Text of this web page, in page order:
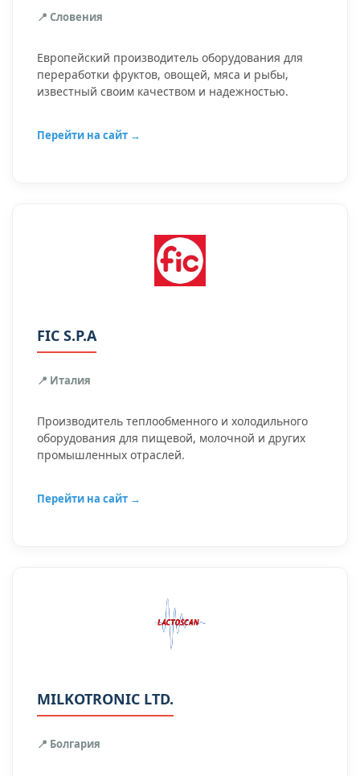
📍 Словения
Европейский производитель оборудования для
переработки фруктов, овощей, мяса и рыбы,
известный своим качеством и надежностью.
Перейти на сайт →
FIC S.P.A
📍 Италия
Производитель теплообменного и холодильного
оборудования для пищевой, молочной и других
промышленных отраслей.
Перейти на сайт →
MILKOTRONIC LTD.
📍 Болгария